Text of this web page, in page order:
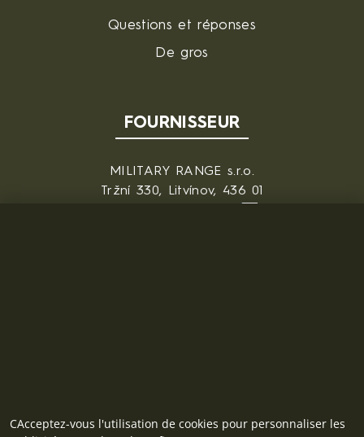
CAcceptez-vous l'utilisation de cookies pour personnaliser les
Questions et réponses
De gros
FOURNISSEUR
MILITARY RANGE s.r.o.
Tržní 330, Litvínov, 436 01